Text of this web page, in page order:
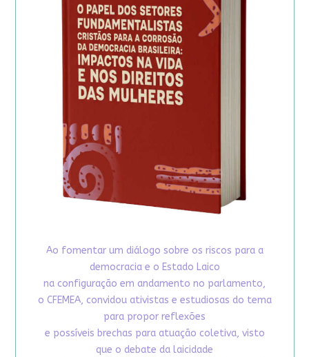
Ao fomentar um diálogo sobre os riscos para a
democracia e o Estado Laico
na configuração em andamento no parlamento,
o CFEMEA, convidou ativistas e estudiosas do tema
para propor reflexões
e possíveis brechas para atuação coletiva, visto
que o debate da laicidade